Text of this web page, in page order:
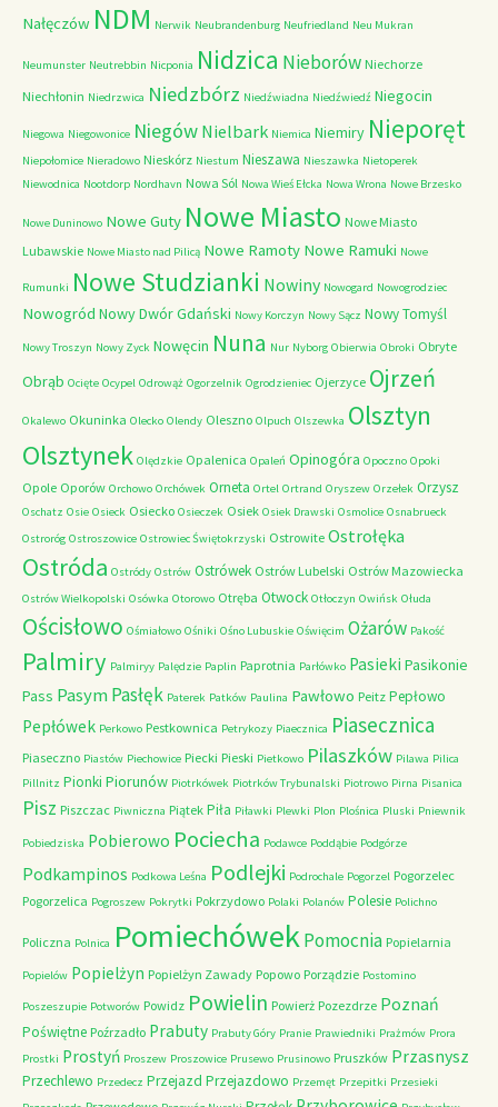
Nałęczów NDM Nerwik Neubrandenburg Neufriedland Neu Mukran
Neumunster Neutrebbin Nicponia Nidzica Nieborów Niechorze
Niechłonin Niedrzwica Niedzbórz Niedźwiadna Niedźwiedź Niegocin
Niegowa Niegowonice Niegów Nielbark Niemica Niemiry Nieporęt
Niepołomice Nieradowo Nieskórz Niestum Nieszawa Nieszawka Nietoperek
Niewodnica Nootdorp Nordhavn Nowa Sól Nowa Wieś Ełcka Nowa Wrona Nowe Brzesko
Nowe Duninowo Nowe Guty Nowe Miasto Nowe Miasto
Lubawskie Nowe Miasto nad Pilicą Nowe Ramoty Nowe Ramuki Nowe
Rumunki Nowe Studzianki Nowiny Nowogard Nowogrodziec
Nowogród Nowy Dwór Gdański Nowy Korczyn Nowy Sącz Nowy Tomyśl
Nowy Troszyn Nowy Zyck Nowęcin Nuna Nur Nyborg Obierwia Obroki Obryte
Obrąb Ocięte Ocypel Odrowąż Ogorzelnik Ogrodzieniec Ojerzyce Ojrzeń
Okalewo Okuninka Olecko Olendy Oleszno Olpuch Olszewka Olsztyn
Olsztynek Olędzkie Opalenica Opaleń Opinogóra Opoczno Opoki
Opole Oporów Orchowo Orchówek Orneta Ortel Ortrand Oryszew Orzełek Orzysz
Oschatz Osie Osieck Osiecko Osieczek Osiek Osiek Drawski Osmolice Osnabrueck
Ostroróg Ostroszowice Ostrowiec Świętokrzyski Ostrowite Ostrołęka
Ostróda Ostródy Ostrów Ostrówek Ostrów Lubelski Ostrów Mazowiecka
Ostrów Wielkopolski Osówka Otorowo Otręba Otwock Otłoczyn Owińsk Ołuda
Ościsłowo Ośmiałowo Ośniki Ośno Lubuskie Oświęcim Ożarów Pakość
Palmiry Palmiryy Palędzie Paplin Paprotnia Parłówko Pasieki Pasikonie
Pass PasymPasłęk Paterek Patków Paulina Pawłowo Peitz Pepłowo
Pepłówek Perkowo Pestkownica Petrykozy Piaecznica Piasecznica
Piaseczno Piastów Piechowice Piecki Pieski Pietkowo Pilaszków Pilawa Pilica
Pillnitz Pionki Piorunów Piotrkówek Piotrków Trybunalski Piotrowo Pirna Pisanica
Pisz Piszczac Piwniczna Piątek Piła Piławki Plewki Plon Plośnica Pluski Pniewnik
Pobiedziska Pobierowo Pociecha Podawce Poddąbie Podgórze
Podkampinos Podkowa Leśna Podlejki Podrochale Pogorzel Pogorzelec
Pogorzelica Pogroszew Pokrytki Pokrzydowo Polaki Polanów Polesie Polichno
Policzna Polnica PomiechówekPomocnia Popielarnia
Popielów Popielżyn Popielżyn Zawady Popowo Porządzie Postomino
Poszeszupie Potworów Powidz Powielin Powierż Pozezdrze Poznań
Poświętne Poźrzadło Prabuty Prabuty Góry Pranie Prawiedniki Prażmów Prora
Prostki Prostyń Proszew Proszowice Prusewo Prusinowo Pruszków Przasnysz
Przechlewo Przedecz Przejazd Przejazdowo Przemęt Przepitki Przesieki